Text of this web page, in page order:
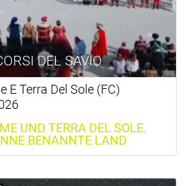
DEL SAVIO
E Terra Del Sole (FC)
UND TERRA DEL SOLE.
BENANNTE LAND